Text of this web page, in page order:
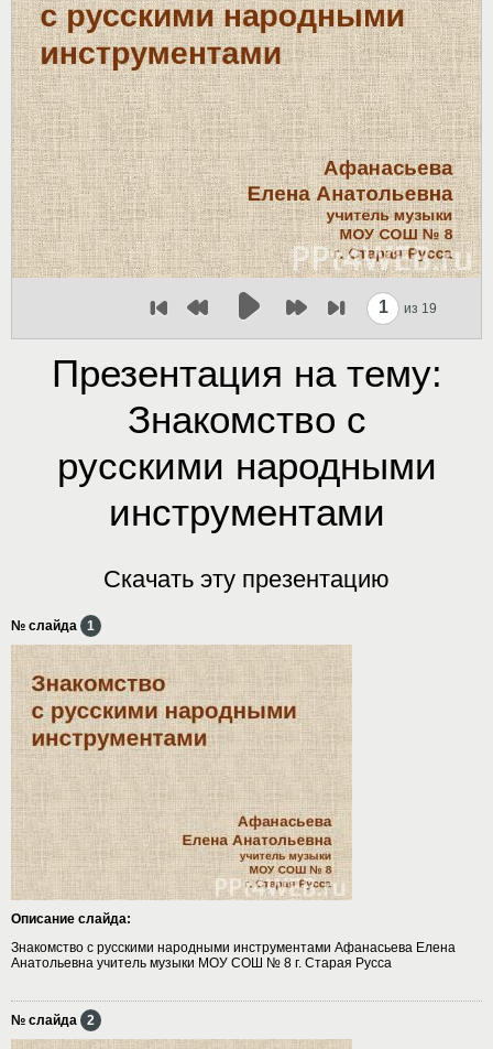
1 из 19
Презентация на тему:
Знакомство с
русскими народными
инструментами
Скачать эту презентацию
№ слайда 1
Описание слайда:
Знакомство с русскими народными инструментами Афанасьева Елена
Анатольевна учитель музыки МОУ СОШ № 8 г. Старая Русса
№ слайда 2